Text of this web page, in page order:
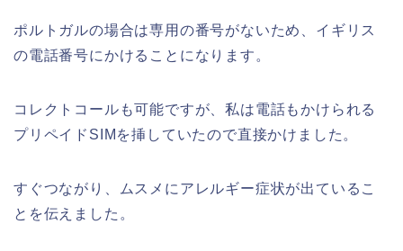
ポルトガルの場合は専用の番号がないため、イギリス
の電話番号にかけることになります。
コレクトコールも可能ですが、私は電話もかけられる
プリペイドSIMを挿していたので直接かけました。
すぐつながり、ムスメにアレルギー症状が出ているこ
とを伝えました。